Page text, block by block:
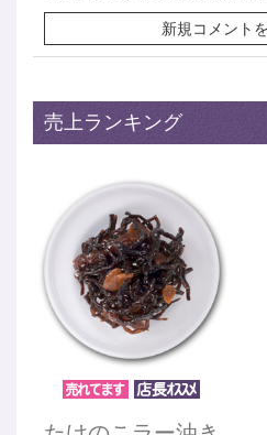
新規コメント
売上ランキング